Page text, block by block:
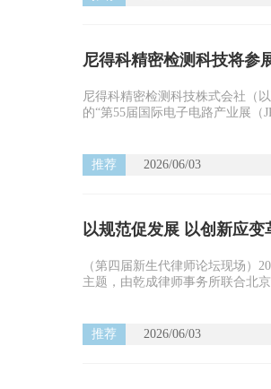
尼得科精密检测科技将参
尼得科精密检测科技株式会社（
的“第55届国际电子电路产业展（
推荐 2026/06/03
以规范促发展 以创新应
（第四届新生代律师论坛现场）
主题，由乾成律师事务所联合北
推荐 2026/06/03